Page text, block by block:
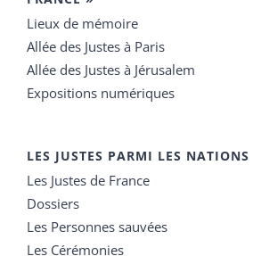
Lieux de mémoire
Allée des Justes à Paris
Allée des Justes à Jérusalem
Expositions numériques
LES JUSTES PARMI LES NATIONS
Les Justes de France
Dossiers
Les Personnes sauvées
Les Cérémonies